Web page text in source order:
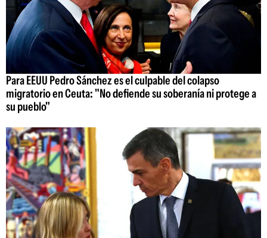
Para EEUU Pedro Sánchez es el culpable del colapso
migratorio en Ceuta: "No defiende su soberanía ni protege a
su pueblo"